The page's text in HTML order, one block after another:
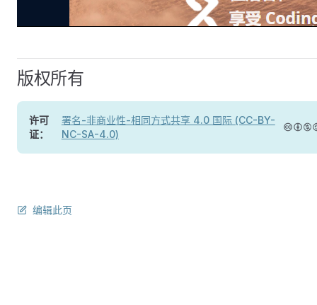
版权所有
许可
证：
署名-非商业性-相同方式共享 4.0 国际 (CC-BY-
NC-SA-4.0)
编辑此页